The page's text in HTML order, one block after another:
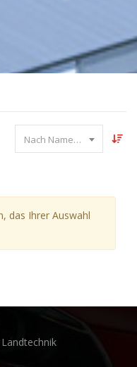
Nach Name sortieren
das Ihrer Auswahl